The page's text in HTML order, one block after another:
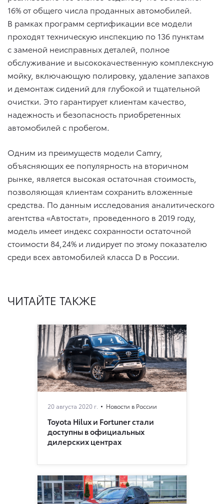
16% от общего числа проданных автомобилей.
В рамках программ сертификации все модели
проходят техническую инспекцию по 136 пунктам
с заменой неисправных деталей, полное
обслуживание и высококачественную комплексную
мойку, включающую полировку, удаление запахов
и демонтаж сидений для глубокой и тщательной
очистки. Это гарантирует клиентам качество,
надежность и безопасность приобретенных
автомобилей с пробегом.
Одним из преимуществ модели Camry,
объясняющих ее популярность на вторичном
рынке, является высокая остаточная стоимость,
позволяющая клиентам сохранить вложенные
средства. По данным исследования аналитического
агентства «Автостат», проведенного в 2019 году,
модель имеет индекс сохранности остаточной
стоимости 84,24% и лидирует по этому показателю
среди всех автомобилей класса D в России.
ЧИТАЙТЕ ТАКЖЕ
20 августа 2020 г. Новости в России
Toyota Hilux и Fortuner стали
доступны в официальных
дилерских центрах